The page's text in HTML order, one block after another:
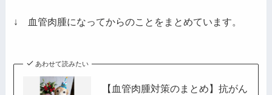
レ
↓ 血管肉腫になってからのことをまとめています。
あわせて読みたい
【血管肉腫対策のまとめ】抗がん